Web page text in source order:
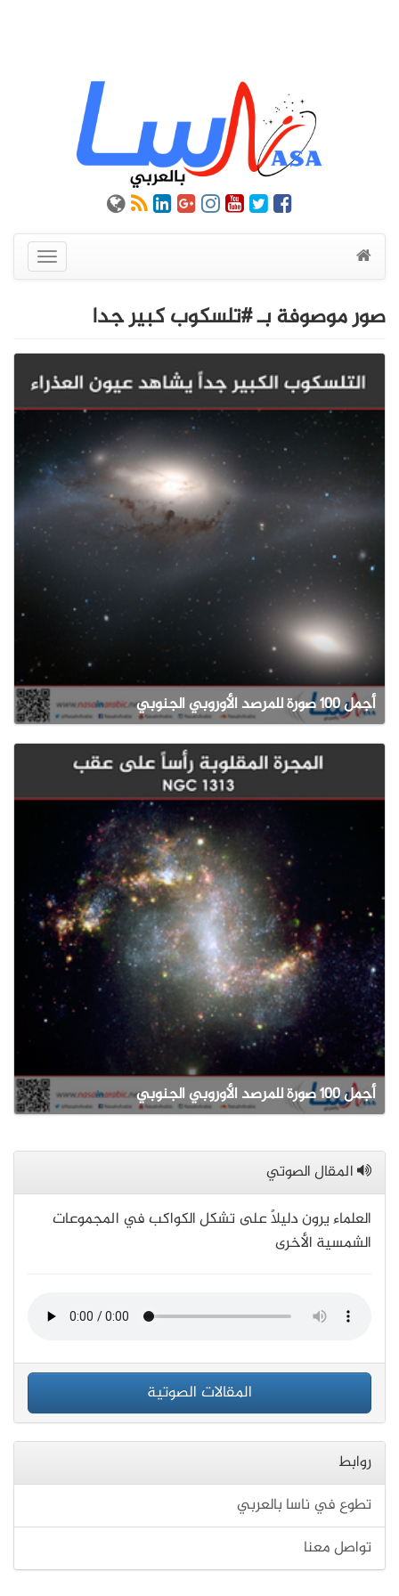
عرض
القائمة
صور موصوفة بـ #تلسكوب كبير جدا
أجمل 100 صورة للمرصد الأوروبي الجنوبي
أجمل 100 صورة للمرصد الأوروبي الجنوبي
المقال الصوتي
العلماء يرون دليلًا على تشكل الكواكب في المجموعات
الشمسية الأخرى
المقالات الصوتية
روابط
تطوع في ناسا بالعربي
تواصل معنا